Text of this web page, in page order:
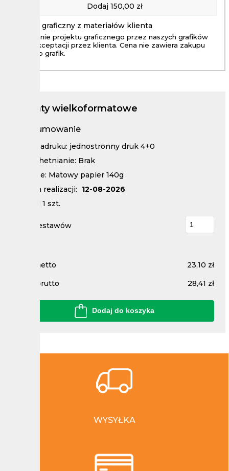
Dodaj150,00 zł
Projekt graficzny z materiałów klienta
Wykonanie projektu graficznego przez naszych grafików
aż do akceptacji przez klienta. Cena nie zawiera zakupu
zdjęc lub grafik.
Plakaty wielkoformatowe
Podsumowanie
Kolor zadruku: jednostronny druk 4+0
Uszlachetnianie: Brak
Podloze: Matowy papier 140g
Termin realizacji:
12-08-2026
Nakład 1 szt.
Ilość zestawów
Cena netto
23,10 zł
Cena brutto
28,41 zł
Dodaj do koszyka
WYSYŁKA